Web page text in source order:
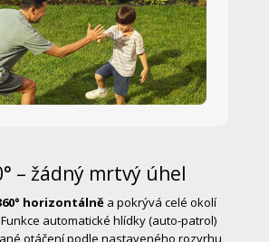
– žádný mrtvý úhel
horizontálně a pokrývá celé okolí
automatické hlídky (auto-patrol)
otáčení podle nastaveného rozvrhu,